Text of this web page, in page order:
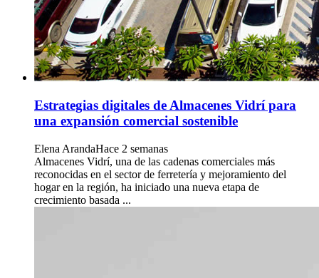
Estrategias digitales de Almacenes Vidrí para
una expansión comercial sostenible
Elena ArandaHace 2 semanas
Almacenes Vidrí, una de las cadenas comerciales más
reconocidas en el sector de ferretería y mejoramiento del
hogar en la región, ha iniciado una nueva etapa de
crecimiento basada ...